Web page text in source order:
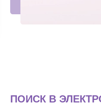
ПОИСК В